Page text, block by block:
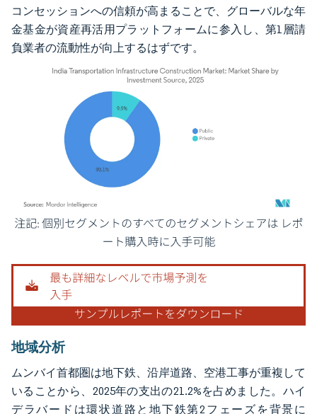
コンセッションへの信頼が高まることで、グローバルな年
金基金が資産再活用プラットフォームに参入し、第1層請
負業者の流動性が向上するはずです。
画像 © Mordor Intelligence。再利用にはCC BY 4.0の表示が必要です。
地域分析
ムンバイ首都圏は地下鉄、沿岸道路、空港工事が重複して
いることから、2025年の支出の21.2%を占めました。ハイ
デラバードは環状道路と地下鉄第2フェーズを背景に